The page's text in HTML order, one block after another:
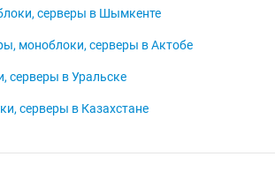
серверы в Шымкенте
моноблоки, серверы в Актобе
серверы в Уральске
серверы в Казахстане